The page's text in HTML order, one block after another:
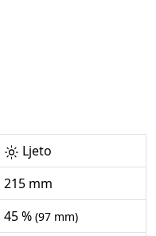
Ljeto
215 mm
45 % (97 mm)